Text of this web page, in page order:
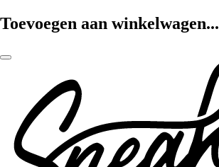
Toevoegen aan winkelwagen...